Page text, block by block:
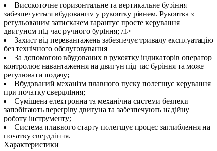
Високоточне горизонтальне та вертикальне буріння
забезпечується вбудованим у рукоятку рівнем. Рукоятка з
регульованим затискачем гарантує просте керування
двигуном під час ручного буріння; /li>
Захист від перевантажень забезпечує тривалу експлуатацію
без технічного обслуговування
За допомогою вбудованих в рукоятку індикаторів оператор
контролює навантаження на двигун під час буріння та може
регулювати подачу;
Вбудований механізм плавного пуску полегшує керування
при початку свердління;
Суміщена електронна та механічна системи безпеки
запобігають перегріву двигуна та забезпечують надійну
роботу інструменту;
Система плавного старту полегшує процес заглиблення на
початку свердління.
Характеристики